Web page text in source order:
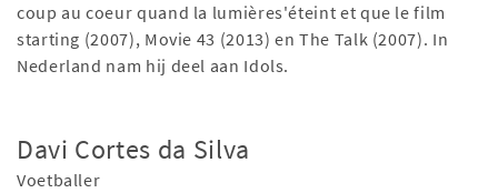
coup au coeur quand la lumières'éteint et que le film
starting (2007), Movie 43 (2013) en The Talk (2007). In
Nederland nam hij deel aan Idols.
Davi Cortes da Silva
Voetballer